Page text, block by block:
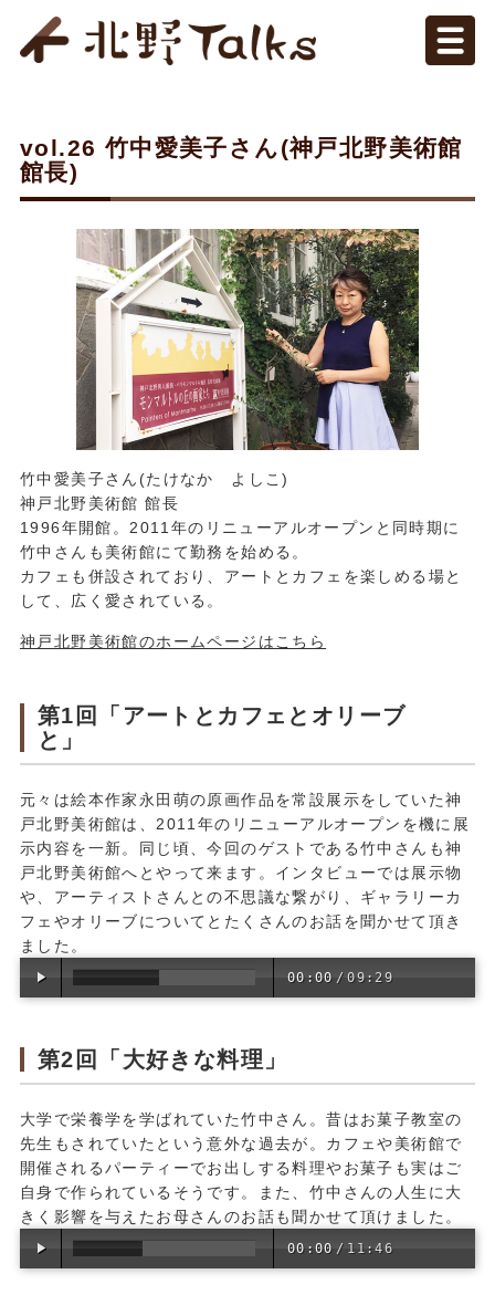
vol.26 竹中愛美子さん(神戸北野美術館
館長)
竹中愛美子さん(たけなか よしこ)
神戸北野美術館 館長
1996年開館。2011年のリニューアルオープンと同時期に
竹中さんも美術館にて勤務を始める。
カフェも併設されており、アートとカフェを楽しめる場と
して、広く愛されている。
神戸北野美術館のホームページはこちら
第1回「アートとカフェとオリーブ
と」
元々は絵本作家永田萌の原画作品を常設展示をしていた神
戸北野美術館は、2011年のリニューアルオープンを機に展
示内容を一新。同じ頃、今回のゲストである竹中さんも神
戸北野美術館へとやって来ます。インタビューでは展示物
や、アーティストさんとの不思議な繋がり、ギャラリーカ
フェやオリーブについてとたくさんのお話を聞かせて頂き
ました。
00:00 / 09:29
第2回「大好きな料理」
大学で栄養学を学ばれていた竹中さん。昔はお菓子教室の
先生もされていたという意外な過去が。カフェや美術館で
開催されるパーティーでお出しする料理やお菓子も実はご
自身で作られているそうです。また、竹中さんの人生に大
きく影響を与えたお母さんのお話も聞かせて頂けました。
00:00 / 11:46